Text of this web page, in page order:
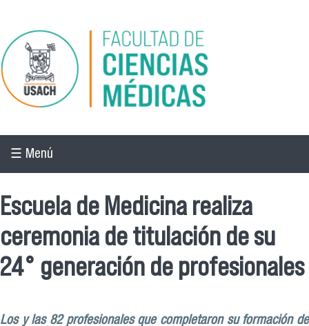
Pasar al contenido principal
☰ Menú
Escuela de Medicina realiza
ceremonia de titulación de su
24° generación de profesionales
Los y las 82 profesionales que completaron su formación de